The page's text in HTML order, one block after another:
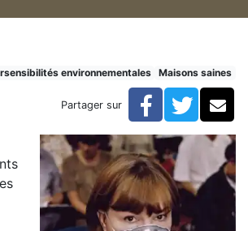
environnementales
pour hypersensibles dans les
pour
environnementales
Maisons saines
Partager sur Facebook